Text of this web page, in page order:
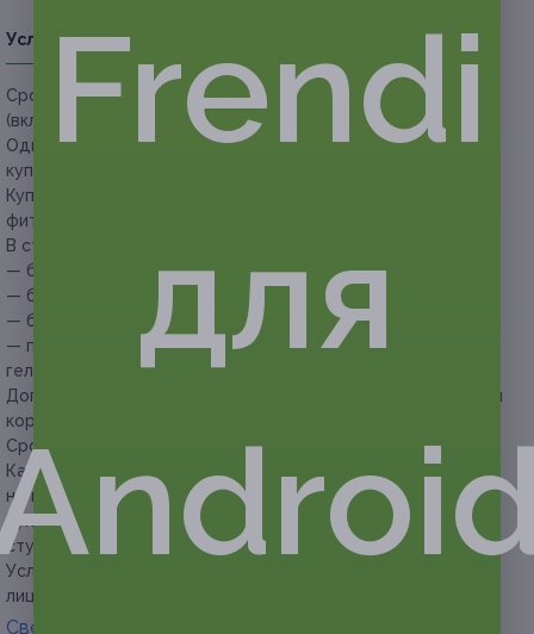
Условия Описание Вопросы
Срок действия купонов:с 01.06.2019 до 01.09.2019
(включительно).
Один человек может купить неограниченное количество
купонов для себя или в подарок.
Купон действует на безлимитное посещение студии
фитнеса и красоты тела в течение 1 месяца.
В стоимость купона входит:
— безлимитное посещение тренажерного зала;
— безлимитное посещение групповых тренировок;
— безлимитное посещение инфракрасной сауны;
— предоставляются банные принадлежности (полотенце,
гель для душа).
Дополнительное преимущество:
специальные условия для
корпоративных клиентов.
Срок действия карты начинается со дня ее активации.
Карта после активации возврату и переоформлению
не подлежит.
Купон не распространяется на другие спецпредложения
студии.
Услуга предоставляется только совершеннолетним
лицам.
Свернуть
Frendi
для